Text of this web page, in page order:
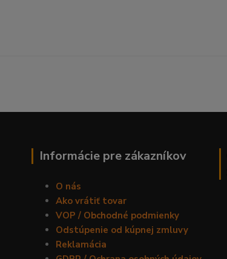
Informácie pre zákazníkov
O nás
Ako vrátiť tovar
VOP / Obchodné podmienky
Odstúpenie od kúpnej zmluvy
Reklamácia